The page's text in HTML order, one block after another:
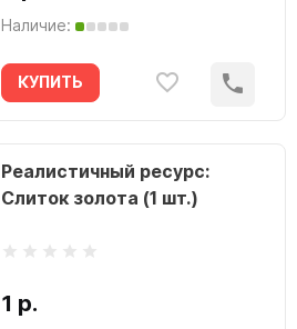
Наличие:
КУПИТЬ
Реалистичный ресурс:
Слиток золота (1 шт.)
1 р.